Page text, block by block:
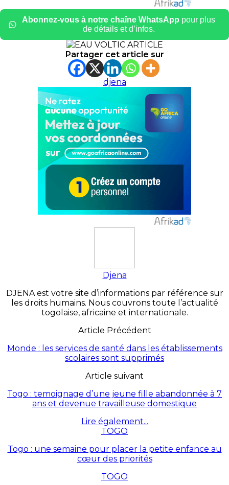
Abonnez-vous à notre chaîne WhatsApp pour plus
de détails et d’infos.
Partager cet article sur
djena
Djena
DJENA est votre site d’informations par référence sur
les droits humains. Nous couvrons toute l’actualité
togolaise, africaine et internationale.
Article Précédent
Monde : les services de santé dans les établissements
scolaires sont supprimés
Article suivant
Togo : temoignage d’une jeune fille abandonnée à 7
ans et devenue travailleuse domestique
Lire également...
TOGO
Togo : une semaine pour placer la petite enfance au
cœur des priorités
TOGO